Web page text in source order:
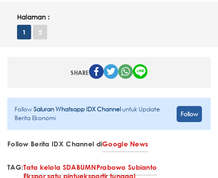
Halaman :
1 2
SHARE
FollowSaluran Whatsapp IDX Channeluntuk Update
Berita Ekonomi
Follow
Follow Berita IDX Channel diGoogle News
TAG:Tata kelola SDABUMNPrabowo Subianto
Ekspor satu pintueksportir tunggal